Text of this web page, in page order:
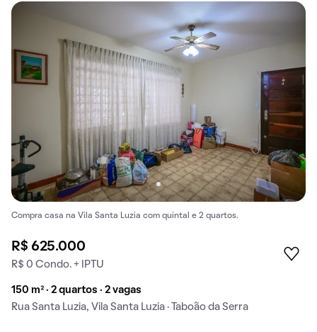
Compra casa na Vila Santa Luzia com quintal e 2 quartos.
R$ 625.000
R$ 0 Condo. + IPTU
150 m² · 2 quartos · 2 vagas
Rua Santa Luzia, Vila Santa Luzia · Taboão da Serra